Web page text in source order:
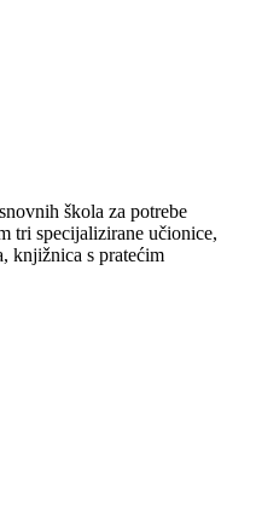
škola za potrebe
tri specijalizirane učionice,
knjižnica s pratećim